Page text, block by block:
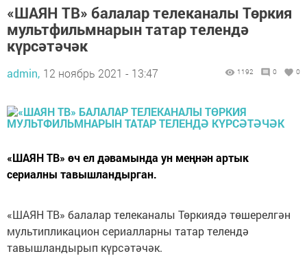
«ШАЯН ТВ» балалар телеканалы Төркия
мультфильмнарын татар телендә
күрсәтәчәк
admin, 12 ноябрь 2021 - 13:47 1192 0 0
«ШАЯН ТВ» өч ел дәвамында ун меңнән артык
сериалны тавышландырган.
«ШАЯН ТВ» балалар телеканалы Төркиядә төшерелгән
мультипликацион сериалларны татар телендә
тавышландырып күрсәтәчәк.